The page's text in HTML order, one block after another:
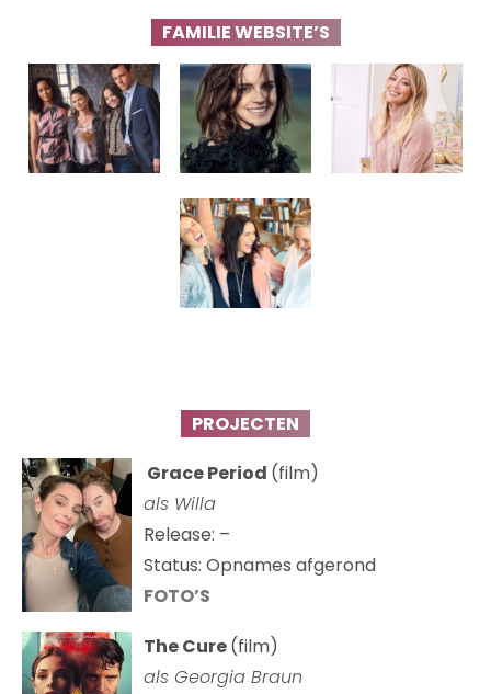
FAMILIE WEBSITE’S
PROJECTEN
Grace Period (film)
als Willa
Release: –
Status: Opnames afgerond
FOTO’S
The Cure(film)
als Georgia Braun